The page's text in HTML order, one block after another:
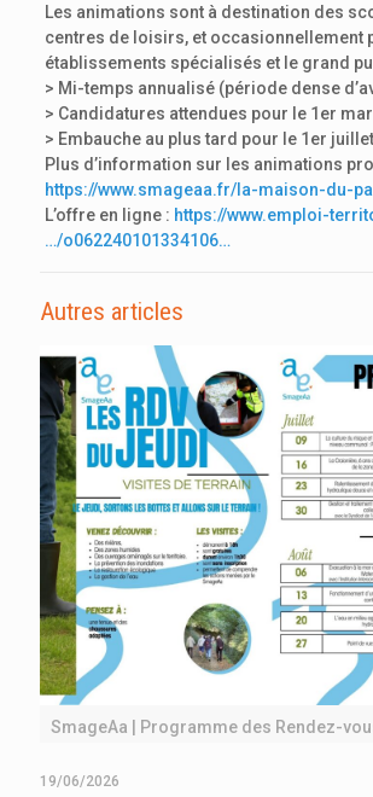
Les animations sont à destination des
centres de loisirs, et occasionnellement
établissements spécialisés et le grand
> Mi-temps annualisé (période dense
> Candidatures attendues pour le 1er
> Embauche au plus tard pour le 1er
Plus d’information sur les animations
https://www.smageaa.fr/la-maison-du-
L’offre en ligne : https://www.emploi-
…/o062240101334106…
Autres articles
SmageAa | Programme des Rendez-
19/06/2026